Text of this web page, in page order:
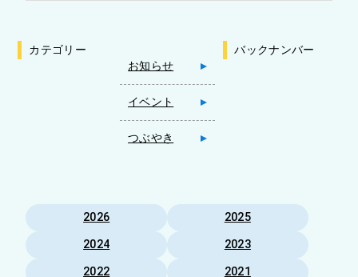
カテゴリー
お知らせ
イベント
つぶやき
バックナンバー
2026
2025
2024
2023
2022
2021